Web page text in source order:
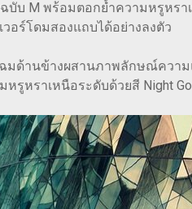
บับ M พร้อมตอกย้ำความหรูหรา
วอร์โดมสองแถบได้อย่างลงตัว
มด้านข้างผสานภาพลักษณ์ความ
หรูหราเหนือระดับด้วยสี Night